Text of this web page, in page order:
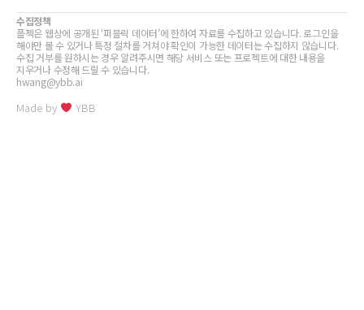
수집정책
플젝은 웹상에 공개된 ‘퍼블릭 데이터’에 한하여 자료를 수집하고 있습니다. 로그인을
해야만 볼 수 있거나 특정 절차를 거쳐야 확인이 가능한 데이터는 수집하지 않습니다.
수집 거부를 원하시는 경우 알려주시면 해당 서비스 또는 프로젝트에 대한 내용을
지우거나 수정해 드릴 수 있습니다.
hwang@ybb.ai
Made by YBB